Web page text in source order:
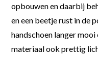
opbouwen en daarbij
en een beetje rust in de
handschoen langer
materiaal ook prettig